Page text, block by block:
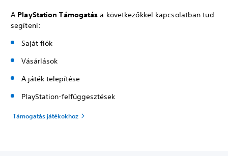
A PlayStation Támogatás a következőkkel kapcsolatban tud
segíteni:
Saját fiók
Vásárlások
A játék telepítése
PlayStation-felfüggesztések
Támogatás játékokhoz